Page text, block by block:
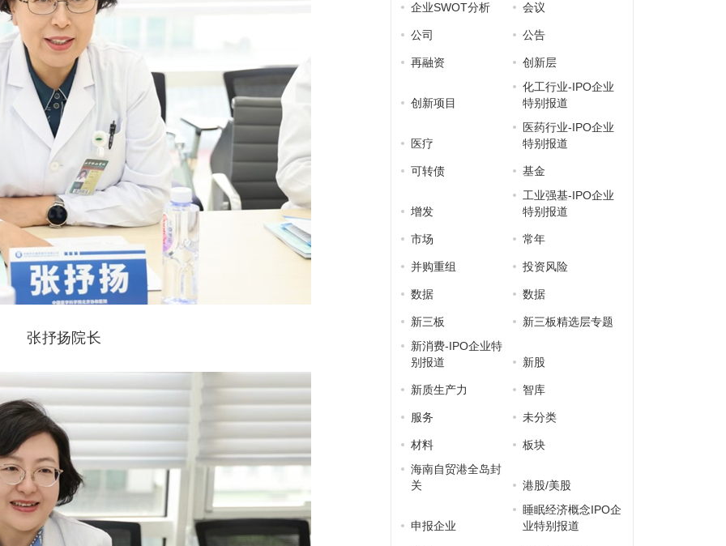
张抒扬院长
企业SWOT分析 会议
公司 公告
再融资 创新层
创新项目
化工行业-IPO企业
特别报道
医疗
医药行业-IPO企业
特别报道
可转债 基金
增发
工业强基-IPO企业
特别报道
市场 常年
并购重组 投资风险
数据 数据
新三板
新三板精选层专题
新消费-IPO企业特
别报道
新股
新质生产力 智库
服务 未分类
材料
板块
海南自贸港全岛封
关
港股/美股
申报企业
睡眠经济概念IPO企
业特别报道